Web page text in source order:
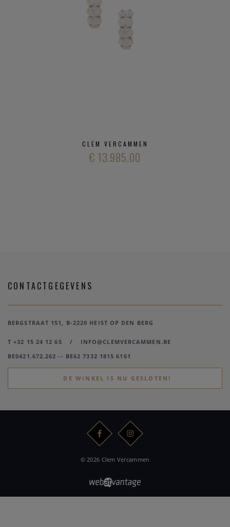
CLEM VERCAMMEN
€ 13.985,00
CONTACTGEGEVENS
BERGSTRAAT 151, B-2220 HEIST OP DEN BERG
T +32 15 24 12 65 /
INFO@CLEMVERCAMMEN.BE
BE0421.672.262 -- BE62 7332 1815 6161
DE WINKEL IS NU GESLOTEN!
© 2026 Clem Vercammen